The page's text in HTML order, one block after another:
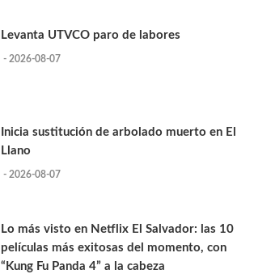
Levanta UTVCO paro de labores
- 2026-08-07
Inicia sustitución de arbolado muerto en El
Llano
- 2026-08-07
Lo más visto en Netflix El Salvador: las 10
películas más exitosas del momento, con
“Kung Fu Panda 4” a la cabeza